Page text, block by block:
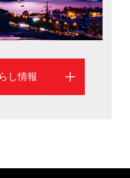
ンキングでは「ちょうど
1位に輝いたばかり。ま
のほか、信州ジビエや
です。長野県は安心し
し情報